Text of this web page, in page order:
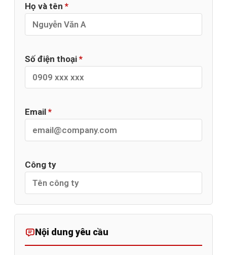
Họ và tên *
Số điện thoại *
Email *
Công ty
Nội dung yêu cầu